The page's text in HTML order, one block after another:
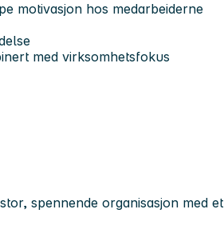
motivasjon hos medarbeiderne
med virksomhetsfokus
spennende organisasjon med et